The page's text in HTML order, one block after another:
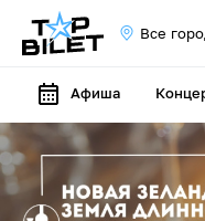
Все
Афиша